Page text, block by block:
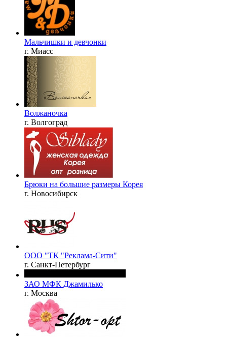
Мальчишки и девчонки
г. Миасс
Волжаночка
г. Волгоград
Брюки на большие размеры Корея
г. Новосибирск
ООО "ТК "Реклама-Сити"
г. Санкт-Петербург
ЗАО МФК Джамилько
г. Москва